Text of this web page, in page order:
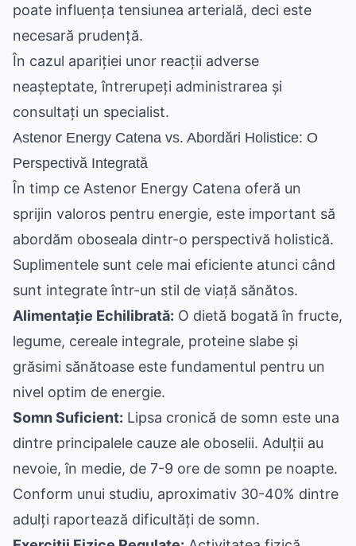
poate influența tensiunea arterială, deci este
necesară prudență.
În cazul apariției unor reacții adverse
neașteptate, întrerupeți administrarea și
consultați un specialist.
Astenor Energy Catena vs. Abordări Holistice: O
Perspectivă Integrată
În timp ce Astenor Energy Catena oferă un
sprijin valoros pentru energie, este important să
abordăm oboseala dintr-o perspectivă holistică.
Suplimentele sunt cele mai eficiente atunci când
sunt integrate într-un stil de viață sănătos.
Alimentație Echilibrată: O dietă bogată în fructe,
legume, cereale integrale, proteine slabe și
grăsimi sănătoase este fundamentul pentru un
nivel optim de energie.
Somn Suficient: Lipsa cronică de somn este una
dintre principalele cauze ale oboselii. Adulții au
nevoie, în medie, de 7-9 ore de somn pe noapte.
Conform unui studiu, aproximativ 30-40% dintre
adulți raportează dificultăți de somn.